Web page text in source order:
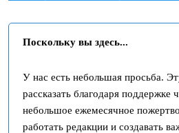
Поскольку вы здесь...
У нас есть небольшая просьба.
рассказать благодаря поддержке
небольшое ежемесячное
работать редакции и создавать